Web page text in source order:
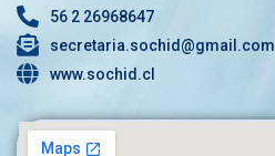
56 2 26968647
secretaria.sochid@gmail.com
www.sochid.cl